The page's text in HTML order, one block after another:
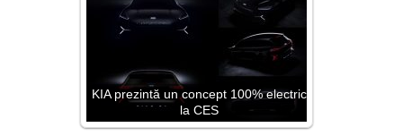
KIA prezintă un concept 100% electric
la CES